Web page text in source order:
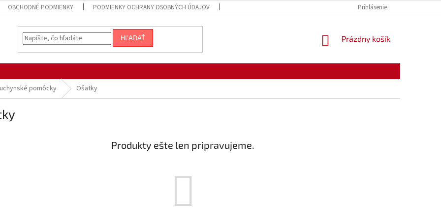
OBCHODNÉ PODMIENKY PODMIENKY OCHRANY OSOBNÝCH ÚDAJOV Prihlásenie
HĽADAŤ
NÁKUPNÝ
Prázdny košík
pomôcky Ošatky
Produkty ešte len pripravujeme.